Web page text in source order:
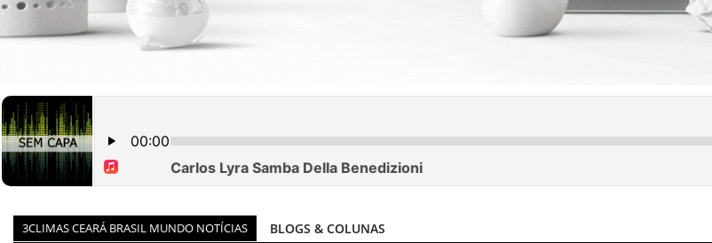
3CLIMAS CEARÁ BRASIL MUNDO NOTÍCIAS
BLOGS & COLUNAS